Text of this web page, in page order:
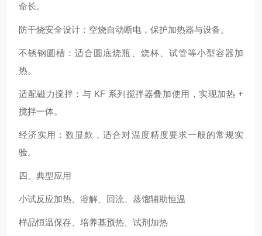
命长。
防干烧安全设计：空烧自动断电，保护加热器与设备。
不锈钢圆槽：适合圆底烧瓶、烧杯、试管等小型容器加
热。
适配磁力搅拌：与 KF 系列搅拌器叠加使用，实现加热 +
搅拌一体。
经济实用：数显款，适合对温度精度要求一般的常规实
验。
四、典型应用
小试反应加热、溶解、回流、蒸馏辅助恒温
样品恒温保存、培养基预热、试剂加热